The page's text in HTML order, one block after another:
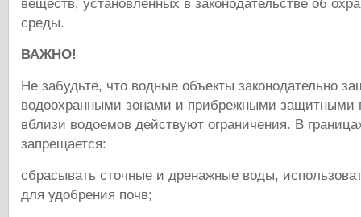
веществ, установленных в законодательстве об
среды.
ВАЖНО!
Не забудьте, что водные объекты законодательно
водоохранными зонами и прибрежными защитными
вблизи водоемов действуют ограничения. В
запрещается:
сбрасывать сточные и дренажные воды,
для удобрения почв;